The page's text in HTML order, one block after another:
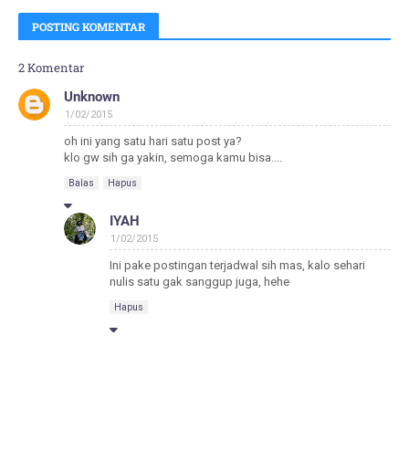
POSTING KOMENTAR
2 Komentar
Unknown
1/02/2015
oh ini yang satu hari satu post ya?
klo gw sih ga yakin, semoga kamu bisa....
Balas Hapus
IYAH
1/02/2015
Ini pake postingan terjadwal sih mas, kalo sehari
nulis satu gak sanggup juga, hehe
Hapus